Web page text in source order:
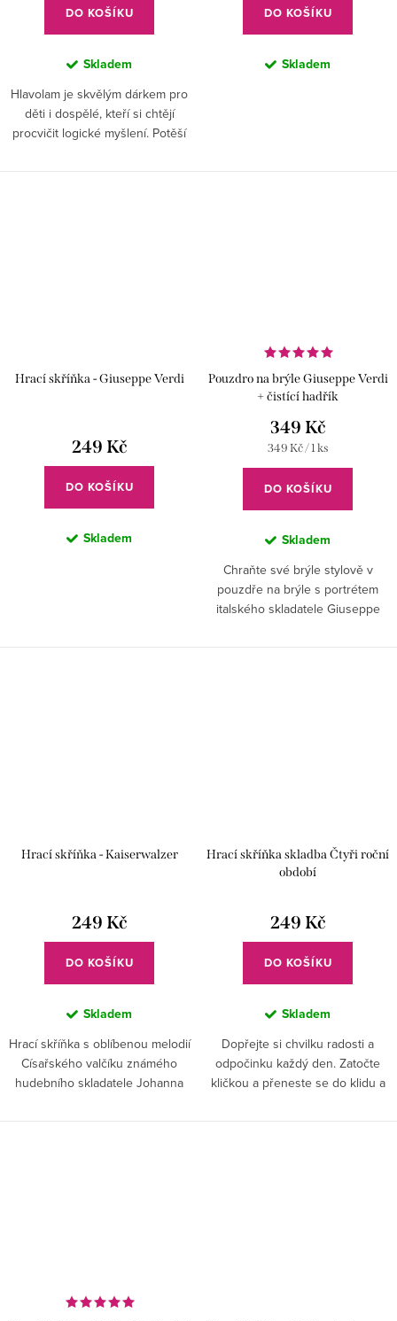
DO KOŠÍKU
Skladem
Hlavolam je skvělým dárkem pro
děti i dospělé, kteří si chtějí
procvičit logické myšlení. Potěší
DO KOŠÍKU
Skladem
Hrací skříňka - Giuseppe Verdi
249 Kč
DO KOŠÍKU
Skladem
Pouzdro na brýle Giuseppe Verdi
+ čistící hadřík
349 Kč
Měrná
cena:
349 Kč / 1 ks
DO KOŠÍKU
Skladem
Chraňte své brýle stylově v
pouzdře na brýle s portrétem
italského skladatele Giuseppe
Hrací skříňka - Kaiserwalzer
249 Kč
DO KOŠÍKU
Skladem
Hrací skříňka s oblíbenou melodií
Císařského valčíku známého
hudebního skladatele Johanna
Hrací skříňka skladba Čtyři roční
období
249 Kč
DO KOŠÍKU
Skladem
Dopřejte si chvilku radosti a
odpočinku každý den. Zatočte
kličkou a přeneste se do klidu a